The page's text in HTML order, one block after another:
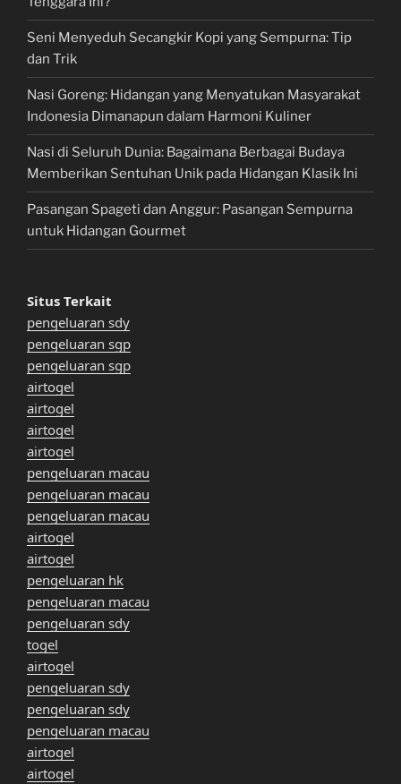
Seni Menyeduh Secangkir Kopi yang Sempurna: Tip
dan Trik
Nasi Goreng: Hidangan yang Menyatukan Masyarakat
Indonesia Dimanapun dalam Harmoni Kuliner
Nasi di Seluruh Dunia: Bagaimana Berbagai Budaya
Memberikan Sentuhan Unik pada Hidangan Klasik Ini
Pasangan Spageti dan Anggur: Pasangan Sempurna
untuk Hidangan Gourmet
Situs Terkait
pengeluaran sdy
pengeluaran sgp
pengeluaran sgp
airtogel
airtogel
airtogel
airtogel
pengeluaran macau
pengeluaran macau
pengeluaran macau
airtogel
airtogel
pengeluaran hk
pengeluaran macau
pengeluaran sdy
togel
airtogel
pengeluaran sdy
pengeluaran sdy
pengeluaran macau
airtogel
airtogel